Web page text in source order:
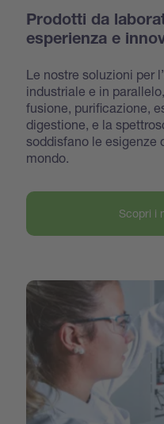
Prodotti da
esperienza e
Le nostre soluzioni per
industriale e in
fusione, purificazione,
digestione, e la
soddisfano le esigenze
mondo.
Scopri i